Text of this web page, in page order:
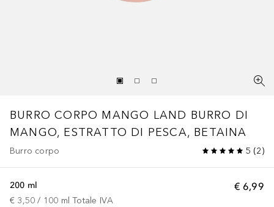
BURRO CORPO MANGO LAND BURRO DI
MANGO, ESTRATTO DI PESCA, BETAINA
Burro corpo 5 (2)
€ 6,99
200 ml
€ 3,50 / 100 ml Totale IVA